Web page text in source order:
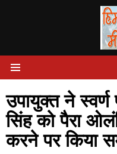
उपायुक्त ने स्वर्ण
सिंह को पैरा
करने पर किया